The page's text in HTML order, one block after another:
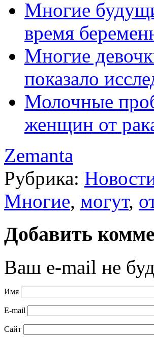
Многие
время
Многие
показало
Молочные
женщин от
Zemanta
Рубрика:
Многие, могут,
Добавить
Ваш e-mail не
Имя
E-mail
Сайт